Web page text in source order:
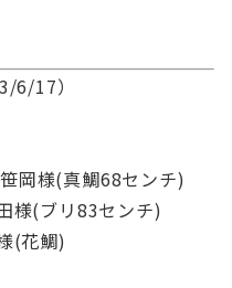
6/17）
岡様(真鯛68センチ)
様(ブリ83センチ)
(花鯛)